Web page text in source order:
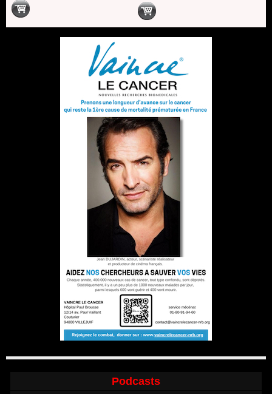
Podcasts